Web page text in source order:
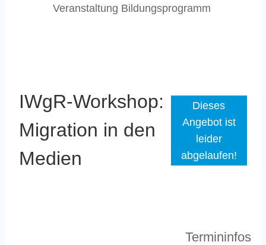
Veranstaltung Bildungsprogramm
IWgR-Workshop:
Migration in den
Medien
Dieses
Angebot ist
leider
abgelaufen!
Termininfos